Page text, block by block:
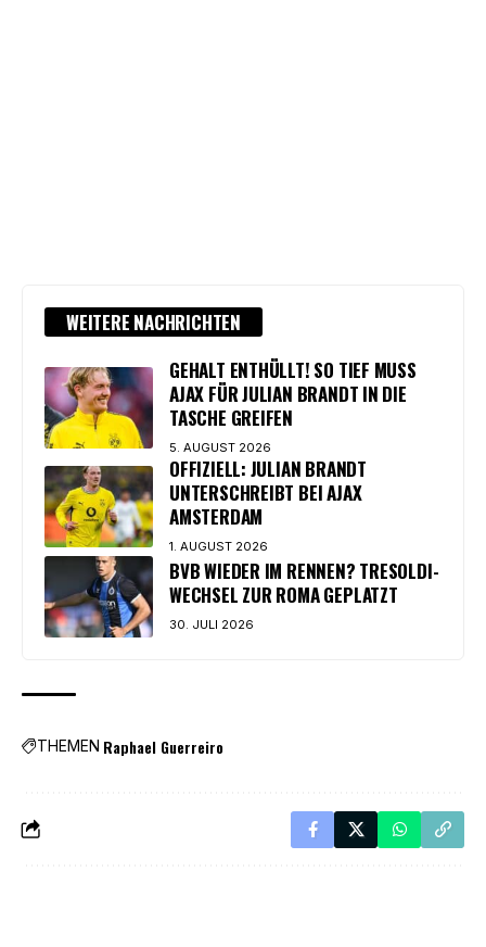
WEITERE NACHRICHTEN
GEHALT ENTHÜLLT! SO TIEF MUSS
AJAX FÜR JULIAN BRANDT IN DIE
TASCHE GREIFEN
5. AUGUST 2026
OFFIZIELL: JULIAN BRANDT
UNTERSCHREIBT BEI AJAX
AMSTERDAM
1. AUGUST 2026
BVB WIEDER IM RENNEN? TRESOLDI-
WECHSEL ZUR ROMA GEPLATZT
30. JULI 2026
THEMEN Raphael Guerreiro